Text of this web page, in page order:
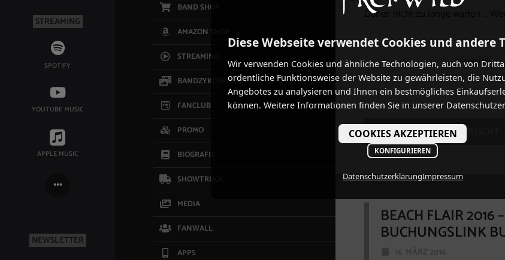
STREAMING
SPOTIFY
YOUTUBE MUSIC
APPLE MUSIC
NEWSLETTER
BAND SHOP
AMAZON SHOP
STREAMING
BANDZYKLOPÄDIE
FANCLUB
PROMO
BIOGRAFIE
SHOWTRUCK
MEDIA
FANWALL
APPS
Daher: nicht zu lange warten …
#merch
ZURÜCK ZUR ÜBERSICHT
BEACH FLAIR
BUCHUNGSLINK
16. MÄRZ 2016
Diese Webseite verwendet Cookies und andere
Wir verwenden Cookies und ähnliche Technologien, auch von
ordentliche Funktionsweise der Website zu gewährleisten, die
Angebotes zu analysieren und Ihnen ein bestmögliches
können. Weitere Informationen finden Sie in unserer
COOKIES AKZEPTIEREN
KONFIGURIEREN
DatenschutzerklärungImpressum